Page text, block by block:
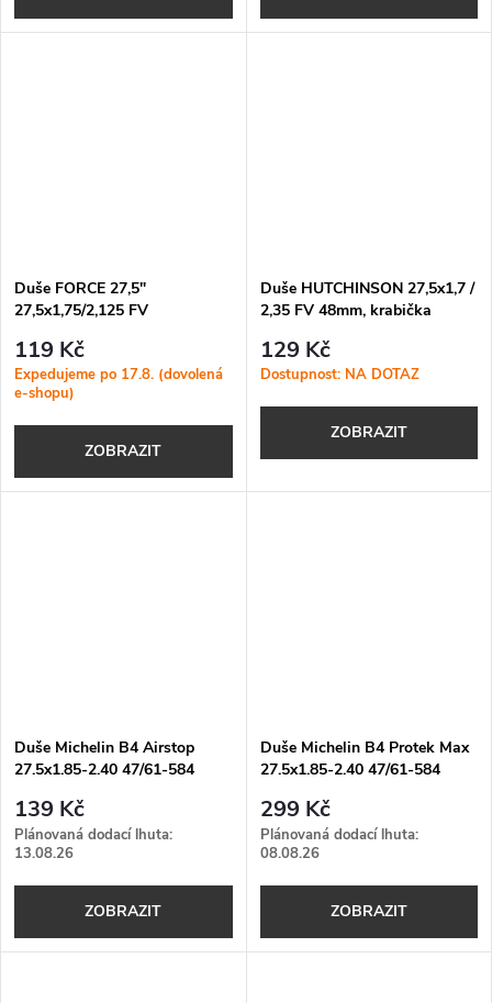
Duše FORCE 27,5"
27,5x1,75/2,125 FV
119 Kč
Expedujeme po 17.8. (dovolená
e-shopu)
ZOBRAZIT
Duše HUTCHINSON 27,5x1,7 /
2,35 FV 48mm, krabička
129 Kč
Dostupnost: NA DOTAZ
ZOBRAZIT
Duše Michelin B4 Airstop
27.5x1.85-2.40 47/61-584
139 Kč
Plánovaná dodací lhuta:
13.08.26
ZOBRAZIT
Duše Michelin B4 Protek Max
27.5x1.85-2.40 47/61-584
299 Kč
Plánovaná dodací lhuta:
08.08.26
ZOBRAZIT